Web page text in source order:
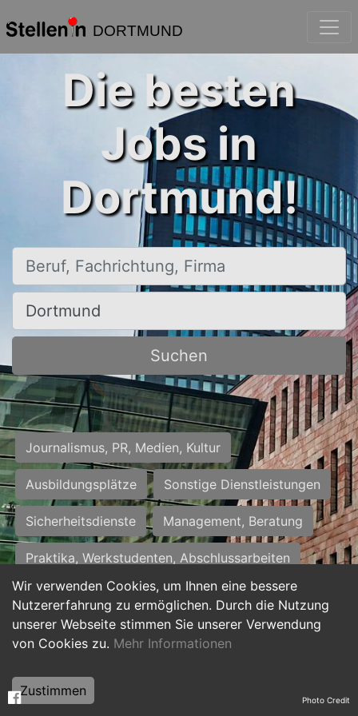
DORTMUND
Wir verwenden Cookies, um Ihnen eine bessere
Nutzererfahrung zu ermöglichen. Durch die Nutzung
unserer Webseite stimmen Sie unserer Verwendung
von Cookies zu. Mehr Informationen
Zustimmen
Die besten
Jobs in
Dortmund!
Beruf, Fachrichtung, Firma
Ort, Stadt
Suchen
Journalismus, PR, Medien, Kultur
Ausbildungsplätze Sonstige Dienstleistungen
Sicherheitsdienste Management, Beratung
Praktika, Werkstudenten, Abschlussarbeiten
Personalwesen Assistenz, Sekretariat
Hilfskräfte, Aushilfs- und Nebenjobs
Weiterbildung, Studium, duale Ausbildung Photo Credit